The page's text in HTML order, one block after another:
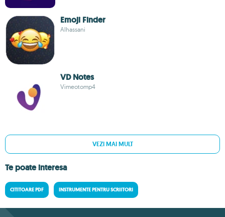
Emoji Finder
Alhassani
VD Notes
Vimeotomp4
VEZI MAI MULT
Te poate interesa
CITITOARE PDF INSTRUMENTE PENTRU SCRIITORI